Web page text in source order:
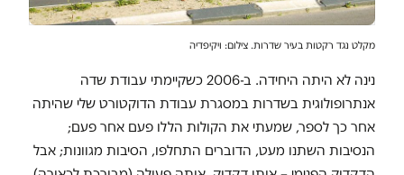
מקלט נגד רקטות בעיר שדרות. צילום: ויקיפדיה
נינה לא היתה היחידה. ב-2006 כשקיימתי עבודת שדה
אנתרופולוגית בשדרות במסגרת עבודת הדוקטורט שלי שהיתה
אחר כך לספר, שמעתי את הקולות הללו פעם אחר פעם;
הנסיבות השתנו מעט, הדוברים התחלפו, הסיבות מגוונות; אבל